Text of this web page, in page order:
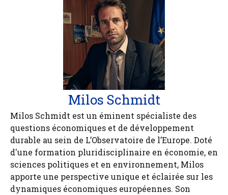
Milos Schmidt
Milos Schmidt est un éminent spécialiste des
questions économiques et de développement
durable au sein de L’Observatoire de l’Europe. Doté
d'une formation pluridisciplinaire en économie, en
sciences politiques et en environnement, Milos
apporte une perspective unique et éclairée sur les
dynamiques économiques européennes. Son